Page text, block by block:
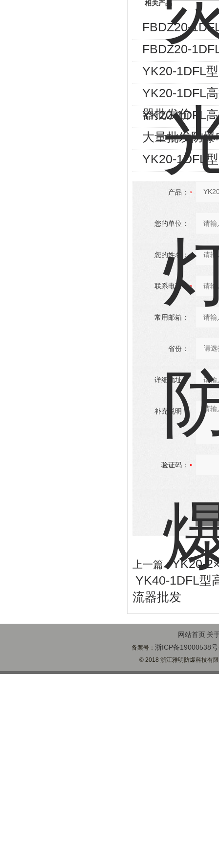
相关产品
FBDZ20-
FBDZ20-
YK20-1DFL
YK20-1DFL
器批发价
YK20-1DFL
大量批发防
YK20-1DFL
产品：
您的单位：
您的姓名：
联系电话：
常用邮箱：
省份：
详细地址：
补充说明：
验证码：
上一篇 :YK20-
YK40-1DFL型
流器批发
网站首页 关
备案号：浙ICP备19000538
© 2018 浙江雅明防爆科技有